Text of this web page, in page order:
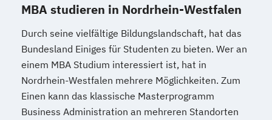
MBA studieren in Nordrhein-Westfalen
Durch seine vielfältige Bildungslandschaft, hat das
Bundesland Einiges für Studenten zu bieten. Wer an
einem MBA Studium interessiert ist, hat in
Nordrhein-Westfalen mehrere Möglichkeiten. Zum
Einen kann das klassische Masterprogramm
Business Administration an mehreren Standorten